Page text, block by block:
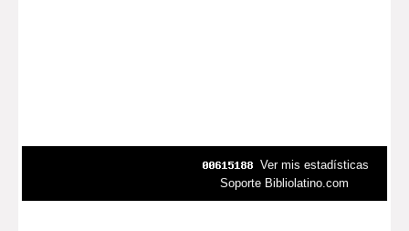
Ver mis estadísticas
Soporte Bibliolatino.com